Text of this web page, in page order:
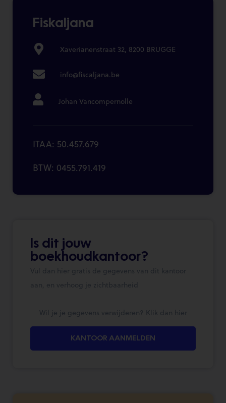
Fiskaljana
Xaverianenstraat 32, 8200 BRUGGE
info@fiscaljana.be
Johan Vancompernolle
ITAA: 50.457.679
BTW: 0455.791.419
Is dit jouw
boekhoudkantoor?
Vul dan hier gratis de gegevens van dit kantoor
aan, en verhoog je zichtbaarheid
Wil je je gegevens verwijderen? Klik dan hier
KANTOOR AANMELDEN